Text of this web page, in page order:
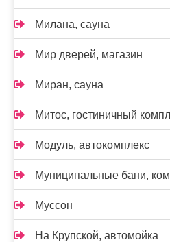
Милана, сауна
Мир дверей, магазин
Миран, сауна
Митос, гостиничный
Модуль, автокомплекс
Муниципальные бани,
Муссон
На Крупской, автомойка